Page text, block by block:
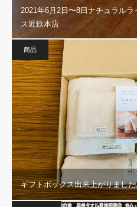
2021年6月2日〜8日ナチュラル
ス近鉄本店
商品
ギフトボックス出来上がりまし